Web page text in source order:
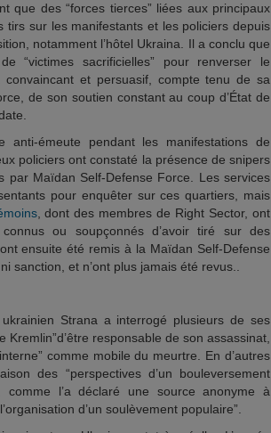
que des “forces tierces” liées aux principaux
sur les manifestants et les policiers depuis
notamment l’hôtel Ukraina. Il a conclu que
“victimes sacrificielles” pour renverser le
et persuasif, compte tenu de sa
de son soutien constant au coup d’État de
anti-émeute pendant les manifestations de
policiers ont constaté la présence de snipers
par Maïdan Self-Defense Force. Les services
pour enquêter sur ces quartiers, mais
, dont des membres de Right Sector, ont
ou soupçonnés d’avoir tiré sur des
ensuite été remis à la Maïdan Self-Defense
sanction, et n’ont plus jamais été revus..
Strana a interrogé plusieurs de ses
responsable de son assassinat,
comme mobile du meurtre. En d’autres
des “perspectives d’un bouleversement
l’a déclaré une source anonyme à
d’un soulèvement populaire”.